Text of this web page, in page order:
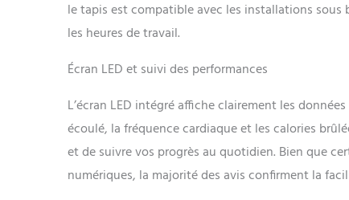
le tapis est compatible avec les installations
les heures de travail.
Écran LED et suivi des performances
L’écran LED intégré affiche clairement les
écoulé, la fréquence cardiaque et les calories
et de suivre vos progrès au quotidien. Bien que
numériques, la majorité des avis confirment la